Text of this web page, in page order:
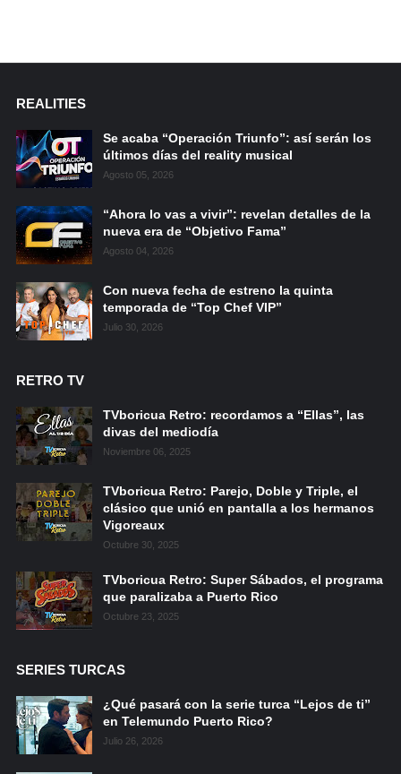
REALITIES
Se acaba “Operación Triunfo”: así serán los
últimos días del reality musical
Agosto 05, 2026
“Ahora lo vas a vivir”: revelan detalles de la
nueva era de “Objetivo Fama”
Agosto 04, 2026
Con nueva fecha de estreno la quinta
temporada de “Top Chef VIP”
Julio 30, 2026
RETRO TV
TVboricua Retro: recordamos a “Ellas”, las
divas del mediodía
Noviembre 06, 2025
TVboricua Retro: Parejo, Doble y Triple, el
clásico que unió en pantalla a los hermanos
Vigoreaux
Octubre 30, 2025
TVboricua Retro: Super Sábados, el programa
que paralizaba a Puerto Rico
Octubre 23, 2025
SERIES TURCAS
¿Qué pasará con la serie turca “Lejos de ti”
en Telemundo Puerto Rico?
Julio 26, 2026